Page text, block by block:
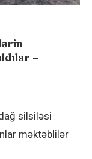
–
silsiləsi
məktəblilər